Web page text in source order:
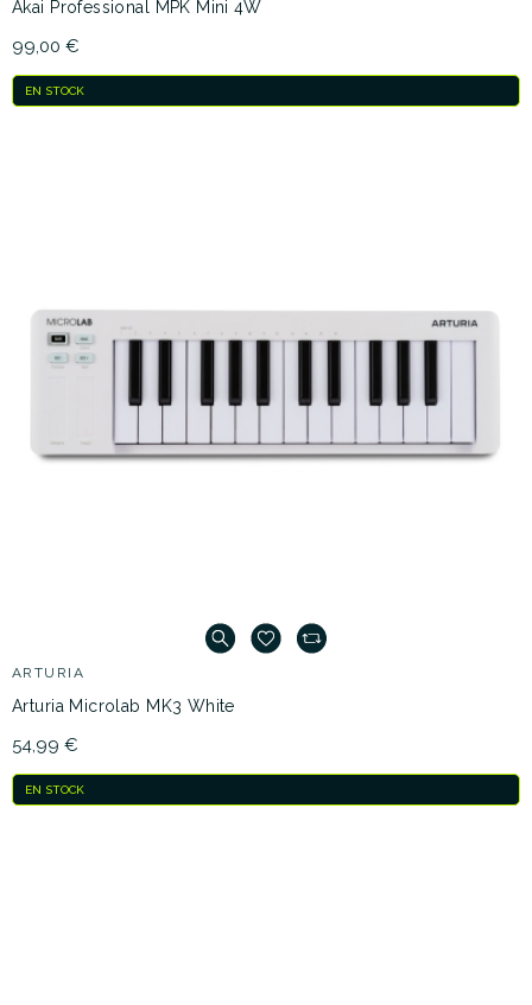
Akai Professional MPK Mini 4W
99,00 €
EN STOCK
ARTURIA
Arturia Microlab MK3 White
54,99 €
EN STOCK